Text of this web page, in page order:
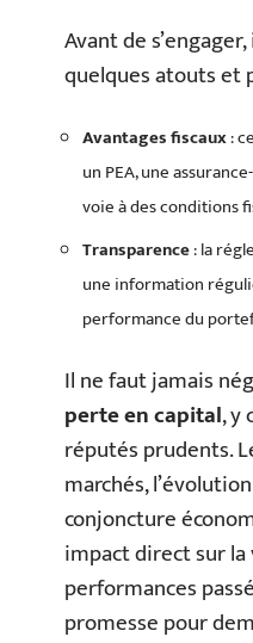
Avant de
quelques atouts et
Avantages fiscaux:
un PEA, une
voie à des conditions
Transparence: la
une information
performance du
Il ne faut jamais
perte en capital, y
réputés prudents.
marchés,
conjoncture
impact direct sur la
performances
promesse pour